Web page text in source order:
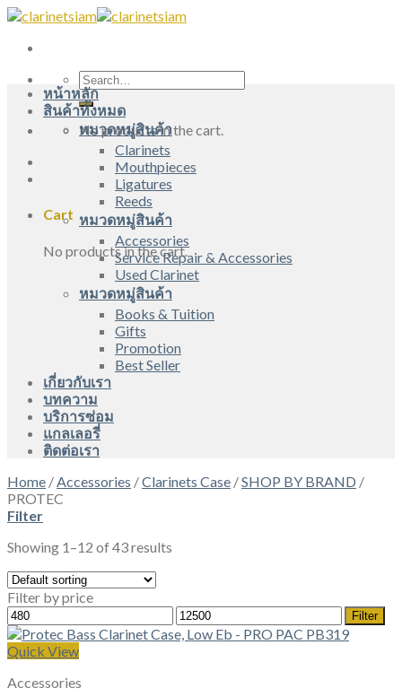
Skip
content
Search
for:
No products in the cart.
Cart
No products in the cart.
หน้าหลัก
สินค้าทั้งหมด
หมวดหมู่สินค้า
Clarinets
Mouthpieces
Ligatures
Reeds
หมวดหมู่สินค้า
Accessories
Service Repair & Accessories
Used Clarinet
หมวดหมู่สินค้า
Books & Tuition
Gifts
Promotion
Best Seller
เกี่ยวกับเรา
บทความ
บริการซ่อม
แกลเลอรี่
ติดต่อเรา
Home /Accessories /Clarinets Case /SHOP BY BRAND /
PROTEC
Filter
Showing 1–12 of 43 results
Filter by price
Min
price
Max
price
Filter
Quick View
Accessories